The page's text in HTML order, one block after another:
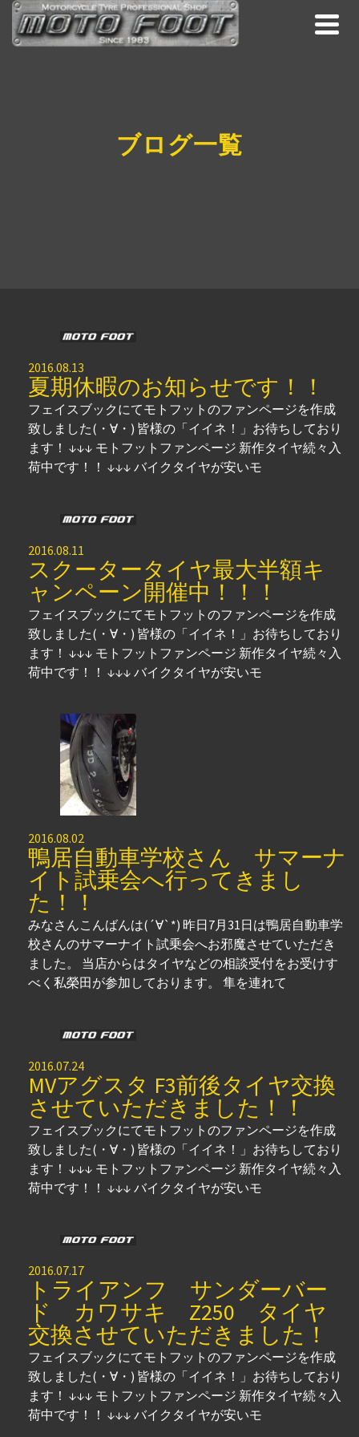
ブログ一覧
2016.08.13
夏期休暇のお知らせです！！
フェイスブックにてモトフットのファンページを作成
致しました(・∀・) 皆様の「イイネ！」お待ちしており
ます！ ↓↓↓ モトフットファンページ 新作タイヤ続々入
荷中です！！ ↓↓↓ バイクタイヤが安いモ
2016.08.11
スクータータイヤ最大半額キ
ャンペーン開催中！！！
フェイスブックにてモトフットのファンページを作成
致しました(・∀・) 皆様の「イイネ！」お待ちしており
ます！ ↓↓↓ モトフットファンページ 新作タイヤ続々入
荷中です！！ ↓↓↓ バイクタイヤが安いモ
2016.08.02
鴨居自動車学校さん サマーナ
イト試乗会へ行ってきまし
た！！
みなさんこんばんは(´∀`*) 昨日7月31日は鴨居自動車学
校さんのサマーナイト試乗会へお邪魔させていただき
ました。 当店からはタイヤなどの相談受付をお受けす
べく私榮田が参加しております。 隼を連れて
2016.07.24
MVアグスタ F3前後タイヤ交換
させていただきました！！
フェイスブックにてモトフットのファンページを作成
致しました(・∀・) 皆様の「イイネ！」お待ちしており
ます！ ↓↓↓ モトフットファンページ 新作タイヤ続々入
荷中です！！ ↓↓↓ バイクタイヤが安いモ
2016.07.17
トライアンフ サンダーバー
ド カワサキ Z250 タイヤ
交換させていただきました！
フェイスブックにてモトフットのファンページを作成
致しました(・∀・) 皆様の「イイネ！」お待ちしており
ます！ ↓↓↓ モトフットファンページ 新作タイヤ続々入
荷中です！！ ↓↓↓ バイクタイヤが安いモ